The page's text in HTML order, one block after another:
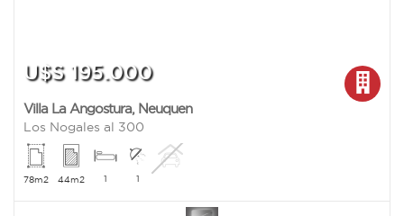
U$S 195.000
Villa La Angostura, Neuquen
Los Nogales al 300
78m2 44m2 1 1